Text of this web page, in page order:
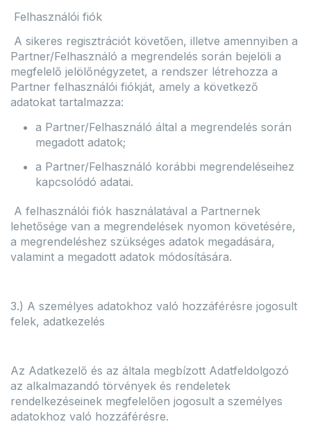
Felhasználói fiók
A sikeres regisztrációt követően, illetve amennyiben a
Partner/Felhasználó a megrendelés során bejelöli a
megfelelő jelölőnégyzetet, a rendszer létrehozza a
Partner felhasználói fiókját, amely a következő
adatokat tartalmazza:
a Partner/Felhasználó által a megrendelés során
megadott adatok;
a Partner/Felhasználó korábbi megrendeléseihez
kapcsolódó adatai.
A felhasználói fiók használatával a Partnernek
lehetősége van a megrendelések nyomon követésére,
a megrendeléshez szükséges adatok megadására,
valamint a megadott adatok módosítására.
3.) A személyes adatokhoz való hozzáférésre jogosult
felek, adatkezelés
Az Adatkezelő és az általa megbízott Adatfeldolgozó
az alkalmazandó törvények és rendeletek
rendelkezéseinek megfelelően jogosult a személyes
adatokhoz való hozzáférésre.